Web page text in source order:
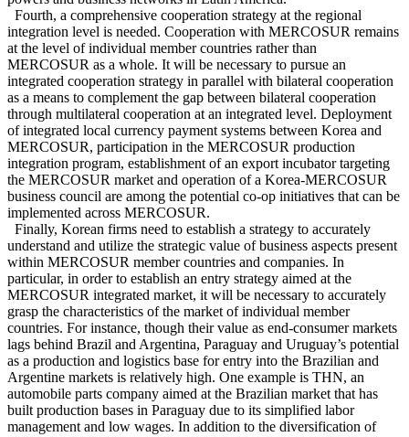
Fourth, a comprehensive cooperation strategy at the regional
integration level is needed. Cooperation with MERCOSUR remains
at the level of individual member countries rather than
MERCOSUR as a whole. It will be necessary to pursue an
integrated cooperation strategy in parallel with bilateral cooperation
as a means to complement the gap between bilateral cooperation
through multilateral cooperation at an integrated level. Deployment
of integrated local currency payment systems between Korea and
MERCOSUR, participation in the MERCOSUR production
integration program, establishment of an export incubator targeting
the MERCOSUR market and operation of a Korea-MERCOSUR
business council are among the potential co-op initiatives that can be
implemented across MERCOSUR.
Finally, Korean firms need to establish a strategy to accurately
understand and utilize the strategic value of business aspects present
within MERCOSUR member countries and companies. In
particular, in order to establish an entry strategy aimed at the
MERCOSUR integrated market, it will be necessary to accurately
grasp the characteristics of the market of individual member
countries. For instance, though their value as end-consumer markets
lags behind Brazil and Argentina, Paraguay and Uruguay’s potential
as a production and logistics base for entry into the Brazilian and
Argentine markets is relatively high. One example is THN, an
automobile parts company aimed at the Brazilian market that has
built production bases in Paraguay due to its simplified labor
management and low wages. In addition to the diversification of